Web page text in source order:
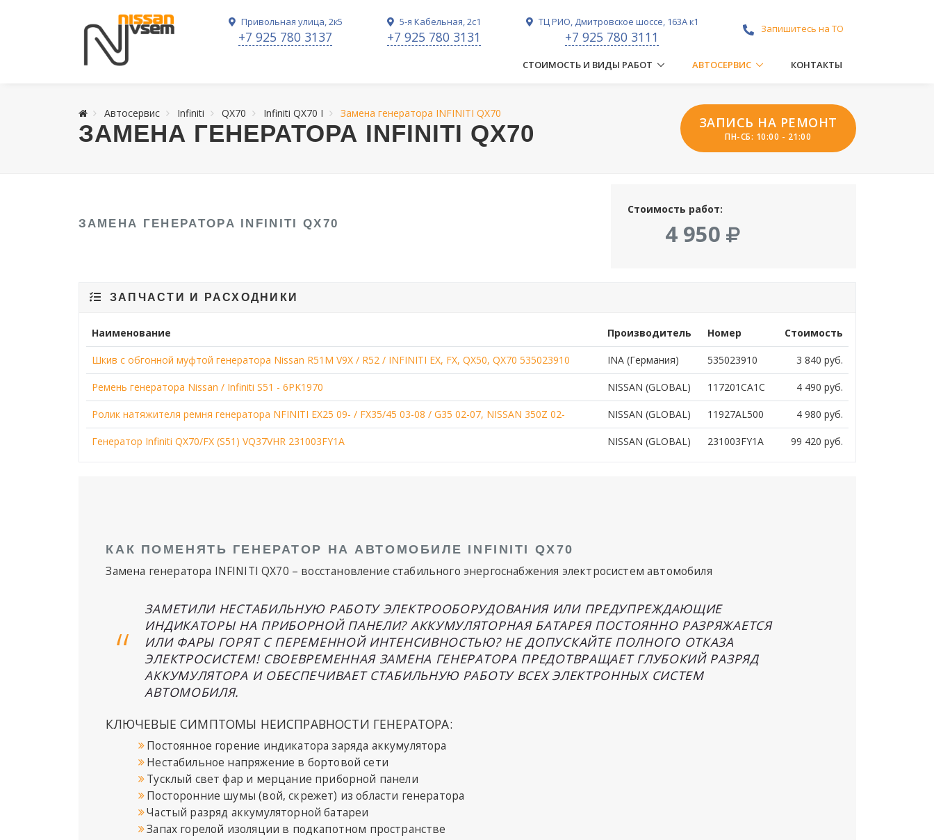
Привольная улица, 2к5
+7 925 780 3137
5-я Кабельная, 2с1
+7 925 780 3131
ТЦ РИО, Дмитровское шоссе, 163А к1
+7 925 780 3111
Запишитесь на ТО
СТОИМОСТЬ И ВИДЫ РАБОТ АВТОСЕРВИС КОНТАКТЫ
Автосервис Infiniti QX70 Infiniti QX70 I Замена генератора INFINITI QX70
ЗАМЕНА ГЕНЕРАТОРА INFINITI QX70 ЗАПИСЬ НА РЕМОНТ
ПН-СБ: 10:00 - 21:00
ЗАМЕНА ГЕНЕРАТОРА INFINITI QX70
Стоимость работ:
4 950
ЗАПЧАСТИ И РАСХОДНИКИ
Наименование Производитель Номер Стоимость
Шкив с обгонной муфтой генератора Nissan R51M V9X / R52 / INFINITI EX, FX, QX50, QX70 535023910 INA (Германия) 535023910 3 840 руб.
Ремень генератора Nissan / Infiniti S51 - 6PK1970 NISSAN (GLOBAL) 117201CA1C 4 490 руб.
Ролик натяжителя ремня генератора NFINITI EX25 09- / FX35/45 03-08 / G35 02-07, NISSAN 350Z 02- NISSAN (GLOBAL) 11927AL500 4 980 руб.
Генератор Infiniti QX70/FX (S51) VQ37VHR 231003FY1A NISSAN (GLOBAL) 231003FY1A 99 420 руб.
КАК ПОМЕНЯТЬ ГЕНЕРАТОР НА АВТОМОБИЛЕ INFINITI QX70
Замена генератора INFINITI QX70 – восстановление стабильного энергоснабжения электросистем автомобиля
ЗАМЕТИЛИ НЕСТАБИЛЬНУЮ РАБОТУ ЭЛЕКТРООБОРУДОВАНИЯ ИЛИ ПРЕДУПРЕЖДАЮЩИЕ
ИНДИКАТОРЫ НА ПРИБОРНОЙ ПАНЕЛИ? АККУМУЛЯТОРНАЯ БАТАРЕЯ ПОСТОЯННО РАЗРЯЖАЕТСЯ
ИЛИ ФАРЫ ГОРЯТ С ПЕРЕМЕННОЙ ИНТЕНСИВНОСТЬЮ? НЕ ДОПУСКАЙТЕ ПОЛНОГО ОТКАЗА
ЭЛЕКТРОСИСТЕМ! СВОЕВРЕМЕННАЯ ЗАМЕНА ГЕНЕРАТОРА ПРЕДОТВРАЩАЕТ ГЛУБОКИЙ РАЗРЯД
АККУМУЛЯТОРА И ОБЕСПЕЧИВАЕТ СТАБИЛЬНУЮ РАБОТУ ВСЕХ ЭЛЕКТРОННЫХ СИСТЕМ
АВТОМОБИЛЯ.
КЛЮЧЕВЫЕ СИМПТОМЫ НЕИСПРАВНОСТИ ГЕНЕРАТОРА:
Постоянное горение индикатора заряда аккумулятора
Нестабильное напряжение в бортовой сети
Тусклый свет фар и мерцание приборной панели
Посторонние шумы (вой, скрежет) из области генератора
Частый разряд аккумуляторной батареи
Запах горелой изоляции в подкапотном пространстве